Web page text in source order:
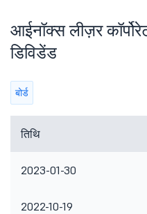
आईनॉक्स लीज़र
डिविडेंड
बोर्ड
तिथि
2023-01-30
2022-10-19